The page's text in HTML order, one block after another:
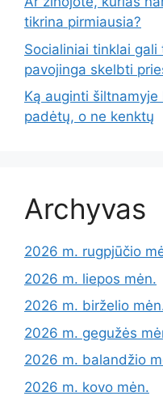
tikrina pirmiausia?
Socialiniai tinklai
pavojinga skelbti
Ką auginti
padėtų, o ne kenktų
Archyvas
2026 m. rugpjūčio
2026 m. liepos mėn.
2026 m. birželio
2026 m. gegužės
2026 m. balandžio
2026 m. kovo mėn.